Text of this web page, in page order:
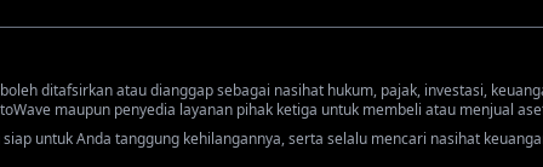
ditafsirkan atau dianggap sebagai nasihat hukum, pajak, investasi,
maupun penyedia layanan pihak ketiga untuk membeli atau menjual
untuk Anda tanggung kehilangannya, serta selalu mencari nasihat